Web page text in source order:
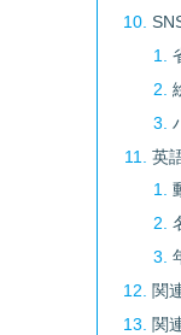
英
関
関